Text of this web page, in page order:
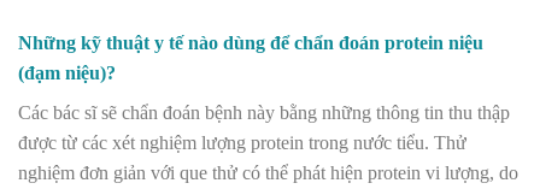
Những kỹ thuật y tế nào dùng để chẩn đoán protein niệu
(đạm niệu)?
Các bác sĩ sẽ chẩn đoán bệnh này bằng những thông tin thu thập
được từ các xét nghiệm lượng protein trong nước tiểu. Thử
nghiệm đơn giản với que thử có thể phát hiện protein vi lượng, do